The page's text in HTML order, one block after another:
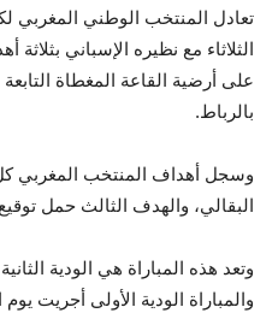
تعادل المنتخب الوطني المغربي
الثلاثاء مع نظيره الإسباني
على أرضية القاعة المغطاة
بالرباط.
وسجل أهداف المنتخب المغربي
البقالي، والهدف الثالث حمل
وتعد هذه المباراة هي الودية
والمباراة الودية الأولى أجريت